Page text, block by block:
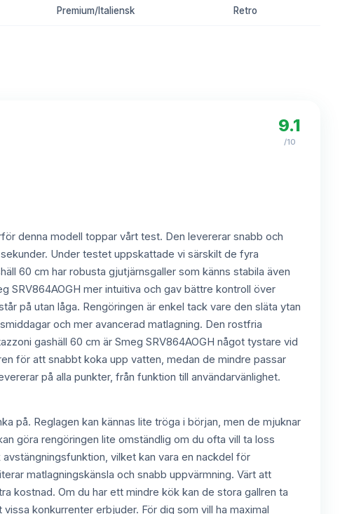
Premium/Italiensk Retro
9.1
/10
denna modell toppar vårt test. Den levererar snabb och
Under testet uppskattade vi särskilt de fyra
60 cm har robusta gjutjärnsgaller som känns stabila även
SRV864AOGH mer intuitiva och gav bättre kontroll över
på utan låga. Rengöringen är enkel tack vare den släta ytan
och mer avancerad matlagning. Den rostfria
gashäll 60 cm är Smeg SRV864AOGH något tystare vid
för att snabbt koka upp vatten, medan de mindre passar
på alla punkter, från funktion till användarvänlighet.
på. Reglagen kan kännas lite tröga i början, men de mjuknar
göra rengöringen lite omständlig om du ofta vill ta loss
vilket kan vara en nackdel för
matlagningskänsla och snabb uppvärmning. Värt att
kostnad. Om du har ett mindre kök kan de stora gallren ta
konkurrenter erbjuder. För dig som vill ha maximal